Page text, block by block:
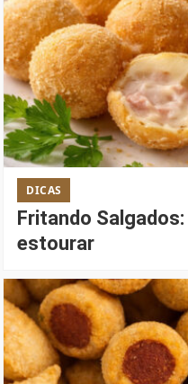
DICAS
Fritando
estourar